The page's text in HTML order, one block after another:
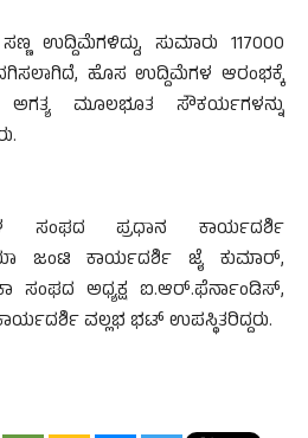
ಉದ್ದಿಮೆಗಳಿದ್ದು, ಸುಮಾರು 117000
ಹೊಸ ಉದ್ದಿಮೆಗಳ ಆರಂಭಕ್ಕೆ
ಅಗತ್ಯ ಮೂಲಭೂತ ಸೌಕರ್ಯಗಳನ್ನು
ಸಂಘದ ಪ್ರಧಾನ ಕಾರ್ಯದರ್ಶಿ
ಜಂಟಿ ಕಾರ್ಯದರ್ಶಿ ಜೈ ಕುಮಾರ್,
ಸಂಘದ ಅಧ್ಯಕ್ಷ ಐ.ಆರ್.ಫೆರ್ನಾಂಡಿಸ್,
ವಲ್ಲಭ ಭಟ್ ಉಪಸ್ಥಿತರಿದ್ದರು.